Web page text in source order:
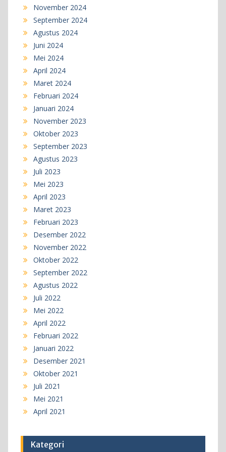
November 2024
September 2024
Agustus 2024
Juni 2024
Mei 2024
April 2024
Maret 2024
Februari 2024
Januari 2024
November 2023
Oktober 2023
September 2023
Agustus 2023
Juli 2023
Mei 2023
April 2023
Maret 2023
Februari 2023
Desember 2022
November 2022
Oktober 2022
September 2022
Agustus 2022
Juli 2022
Mei 2022
April 2022
Februari 2022
Januari 2022
Desember 2021
Oktober 2021
Juli 2021
Mei 2021
April 2021
Kategori